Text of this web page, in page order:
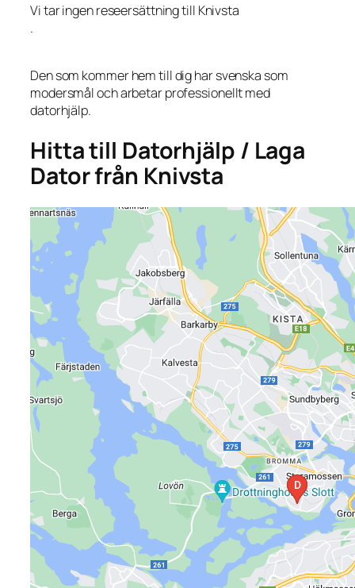
Vi tar ingen reseersättning till Knivsta
.
Den som kommer hem till dig har svenska som
modersmål och arbetar professionellt med
datorhjälp.
Hitta till Datorhjälp / Laga
Dator från Knivsta